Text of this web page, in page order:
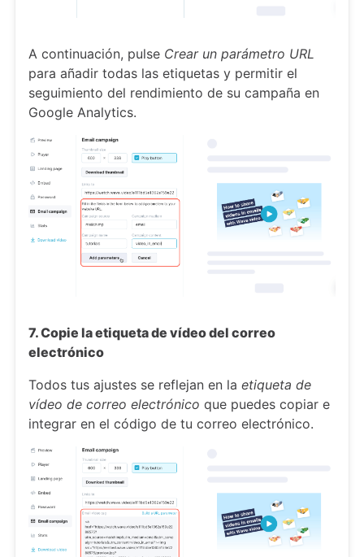
A continuación, pulse Crear un parámetro URL
para añadir todas las etiquetas y permitir el
seguimiento del rendimiento de su campaña en
Google Analytics.
7. Copie la etiqueta de vídeo del correo
electrónico
Todos tus ajustes se reflejan en la etiqueta de
vídeo de correo electrónico que puedes copiar e
integrar en el código de tu correo electrónico.